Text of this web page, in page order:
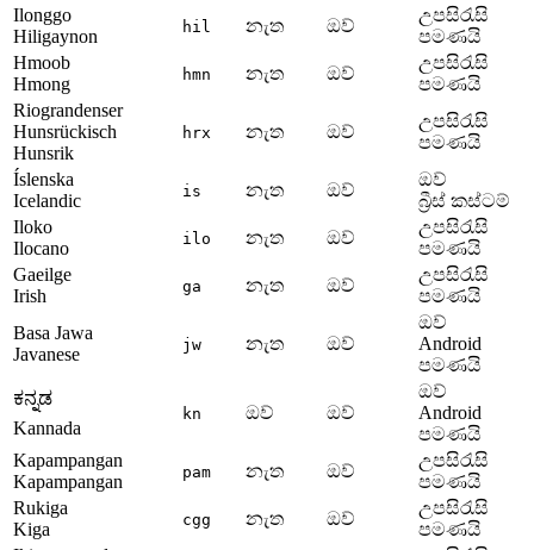
Ilonggo
Hiligaynon
hil නැත ඔව්
උපසිරැසි
පමණයි
Hmoob
Hmong
hmn නැත ඔව්
උපසිරැසි
පමණයි
Riograndenser
Hunsrückisch
Hunsrik
hrx නැත ඔව්
උපසිරැසි
පමණයි
Íslenska
Icelandic
is නැත ඔව්
ඔව්
බ්‍රීස් කස්ටම්
Iloko
Ilocano
ilo නැත ඔව්
උපසිරැසි
පමණයි
Gaeilge
Irish
ga නැත ඔව්
උපසිරැසි
පමණයි
Basa Jawa
Javanese
jw නැත ඔව්
ඔව්
Android
පමණයි
ಕನ್ನಡ
Kannada
kn ඔව් ඔව්
ඔව්
Android
පමණයි
Kapampangan
Kapampangan
pam නැත ඔව්
උපසිරැසි
පමණයි
Rukiga
Kiga
cgg නැත ඔව්
උපසිරැසි
පමණයි